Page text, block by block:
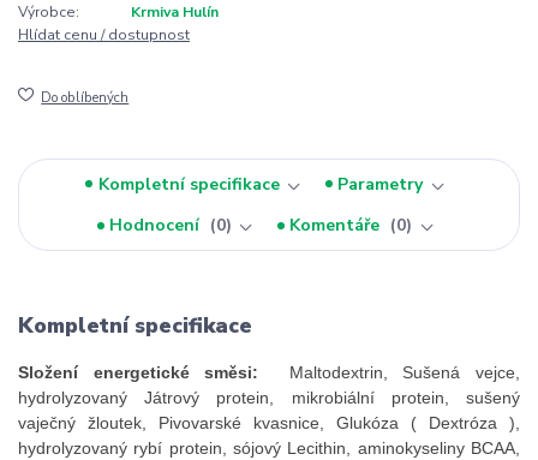
Výrobce:
Krmiva Hulín
Hlídat cenu / dostupnost
Do oblíbených
Kompletní specifikace
Parametry
Hodnocení
0 Komentáře 0
Kompletní specifikace
Složení energetické směsi: Maltodextrin, Sušená vejce,
hydrolyzovaný Játrový protein, mikrobiální protein, sušený
vaječný žloutek, Pivovarské kvasnice, Glukóza ( Dextróza ),
hydrolyzovaný rybí protein, sójový Lecithin, aminokyseliny BCAA,